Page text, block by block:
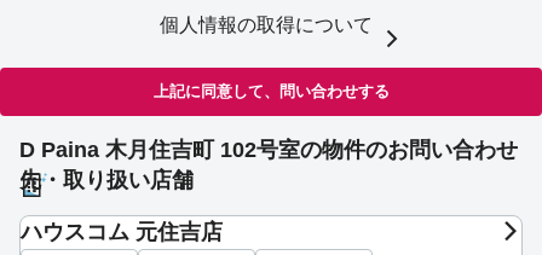
個人情報の取得について
上記に同意して、問い合わせする
D Paina 木月住吉町 102号室の物件のお問い合わせ
先・取り扱い店舗
ハウスコム 元住吉店